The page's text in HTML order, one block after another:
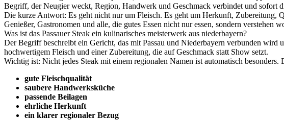
Begriff, der Neugier weckt, Region, Handwerk und Geschmack verbindet und sofort
Die kurze Antwort: Es geht nicht nur um Fleisch. Es geht um Herkunft, Zubereitung,
Genießer, Gastronomen und alle, die gutes Essen nicht nur essen, sondern verstehen
Was ist das Passauer Steak ein kulinarisches meisterwerk aus niederbayern?
Der Begriff beschreibt ein Gericht, das mit Passau und Niederbayern verbunden wird
hochwertigem Fleisch und einer Zubereitung, die auf Geschmack statt Show setzt.
Wichtig ist: Nicht jedes Steak mit einem regionalen Namen ist automatisch
gute Fleischqualität
saubere Handwerksküche
passende Beilagen
ehrliche Herkunft
ein klarer regionaler Bezug